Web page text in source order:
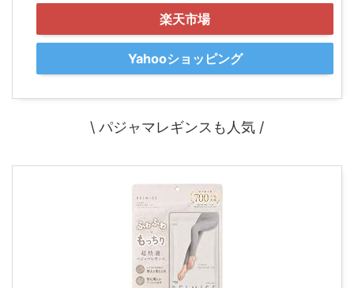
楽天市場
Yahooショッピング
\ パジャマレギンスも人気 /